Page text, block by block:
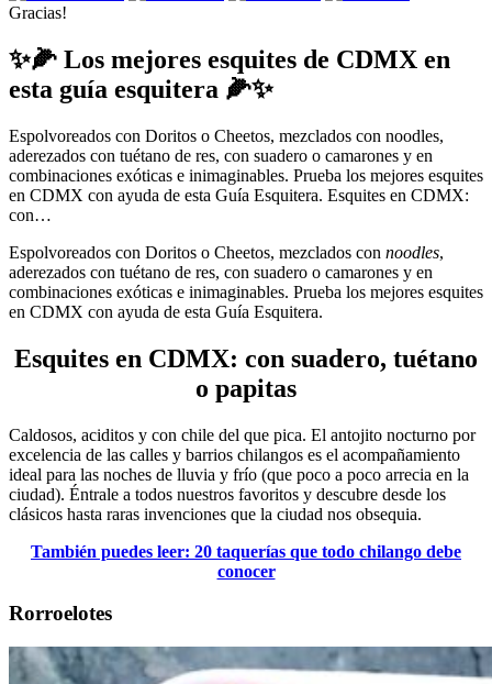
Gracias!
✨🌽 Los mejores esquites de CDMX en
esta guía esquitera 🌽✨
Espolvoreados con Doritos o Cheetos, mezclados con noodles,
aderezados con tuétano de res, con suadero o camarones y en
combinaciones exóticas e inimaginables. Prueba los mejores esquites
en CDMX con ayuda de esta Guía Esquitera. Esquites en CDMX:
con…
Espolvoreados con Doritos o Cheetos, mezclados con noodles,
aderezados con tuétano de res, con suadero o camarones y en
combinaciones exóticas e inimaginables. Prueba los mejores esquites
en CDMX con ayuda de esta Guía Esquitera.
Esquites en CDMX: con suadero, tuétano
o papitas
Caldosos, aciditos y con chile del que pica. El antojito nocturno por
excelencia de las calles y barrios chilangos es el acompañamiento
ideal para las noches de lluvia y frío (que poco a poco arrecia en la
ciudad). Éntrale a todos nuestros favoritos y descubre desde los
clásicos hasta raras invenciones que la ciudad nos obsequia.
También puedes leer: 20 taquerías que todo chilango debe
conocer
Rorroelotes